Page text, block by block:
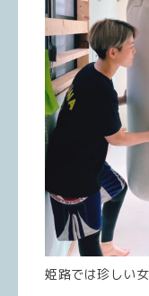
姫路では珍しい